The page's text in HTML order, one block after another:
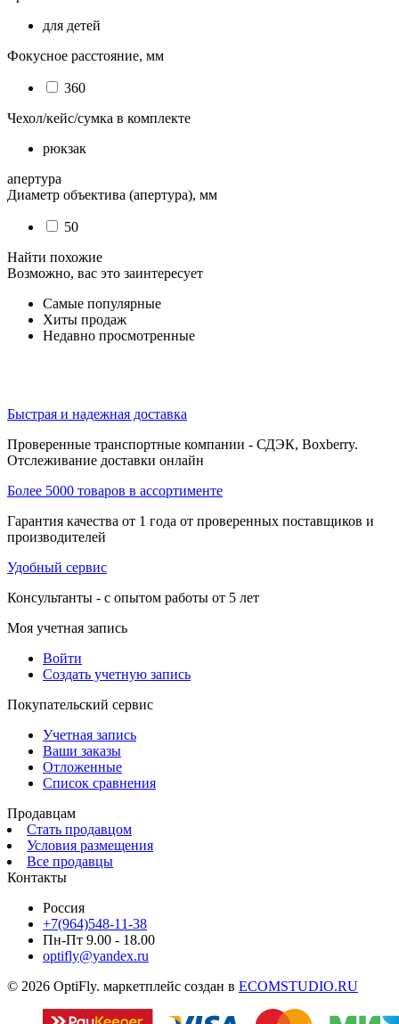
для детей
Фокусное расстояние, мм
360
Чехол/кейс/сумка в комплекте
рюкзак
апертура
Диаметр объектива (апертура), мм
50
Найти похожие
Возможно, вас это заинтересует
Самые популярные
Хиты продаж
Недавно просмотренные
Быстрая и надежная доставка
Проверенные транспортные компании - СДЭК, Boxberry.
Отслеживание доставки онлайн
Более 5000 товаров в ассортименте
Гарантия качества от 1 года от проверенных поставщиков и
производителей
Удобный сервис
Консультанты - с опытом работы от 5 лет
Моя учетная запись
Войти
Создать учетную запись
Покупательский сервис
Учетная запись
Ваши заказы
Отложенные
Список сравнения
Продавцам
Стать продавцом
Условия размещения
Все продавцы
Контакты
Россия
+7(964)548-11-38
Пн-Пт 9.00 - 18.00
optifly@yandex.ru
© 2026 OptiFly. маркетплейс создан в ECOMSTUDIO.RU